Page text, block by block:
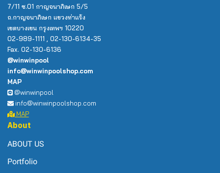
7/11 ซ.01 กาญจนาภิเษก 5/5
ถ.กาญจนาภิเษก แขวงท่าแร้ง
เขตบางเขน กรุงเทพฯ 10220
02-989-1111 , 02-130-6134-35
Fax. 02-130-6136
@winwinpool
info@winwinpoolshop.com
MAP
@winwinpool
info@winwinpoolshop.com
MAP
About
ABOUT US
Portfolio